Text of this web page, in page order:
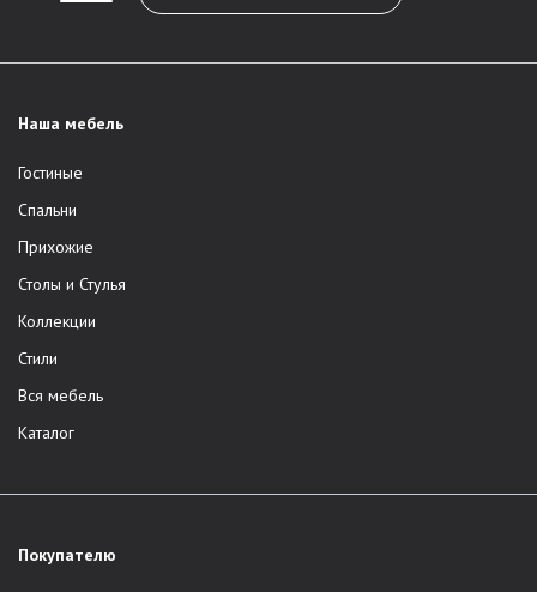
Наша мебель
Гостиные
Спальни
Прихожие
Столы и Стулья
Коллекции
Стили
Вся мебель
Каталог
Покупателю